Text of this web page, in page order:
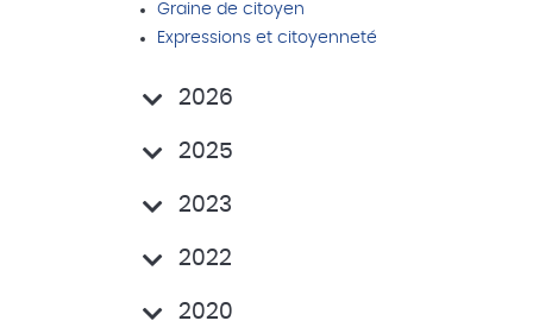
Graine de citoyen
Expressions et citoyenneté
2026
2025
2023
2022
2020